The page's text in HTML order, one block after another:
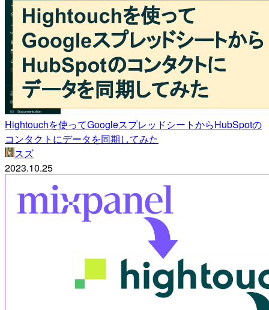
Hightouchを使ってGoogleスプレッドシートからHubSpotの
コンタクトにデータを同期してみた
スズ
2023.10.25